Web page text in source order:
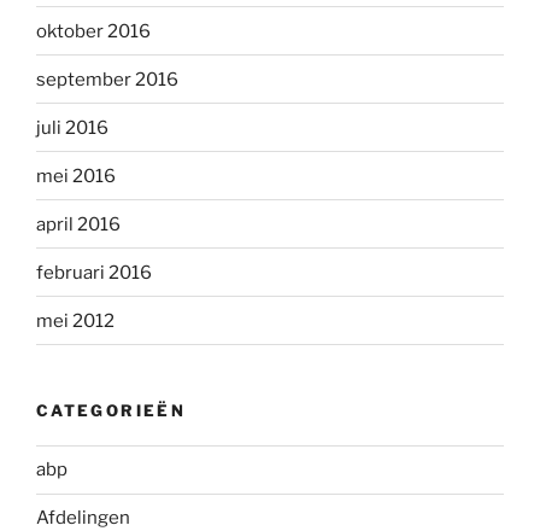
oktober 2016
september 2016
juli 2016
mei 2016
april 2016
februari 2016
mei 2012
CATEGORIEËN
abp
Afdelingen